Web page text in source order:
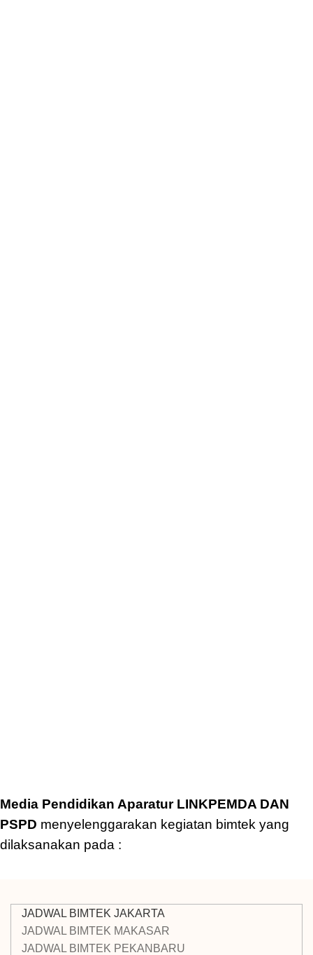
Media Pendidikan Aparatur LINKPEMDA DAN
PSPD menyelenggarakan kegiatan bimtek yang
dilaksanakan pada :
JADWAL BIMTEK JAKARTA
JADWAL BIMTEK MAKASAR
JADWAL BIMTEK PEKANBARU